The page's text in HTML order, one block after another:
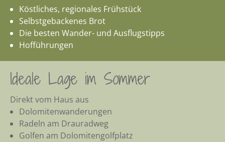
Köstliches, regionales Frühstück
Selbstgebackenes Brot
Die besten Wander- und Ausflugstipps
Hofführungen
Ideale Lage im Sommer
Direkt vom Haus aus
Dolomitenwanderungen
Radeln am Drauradweg
Golfen am Dolomitengolfplatz